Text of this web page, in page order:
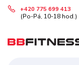
+420 775 699 413
(Po-Pá, 10-18 hod.)